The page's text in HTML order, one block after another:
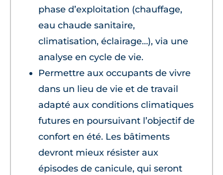
phase d’exploitation (chauffage,
eau chaude sanitaire,
climatisation, éclairage…), via une
analyse en cycle de vie.
Permettre aux occupants de vivre
dans un lieu de vie et de travail
adapté aux conditions climatiques
futures en poursuivant l’objectif de
confort en été. Les bâtiments
devront mieux résister aux
épisodes de canicule, qui seront